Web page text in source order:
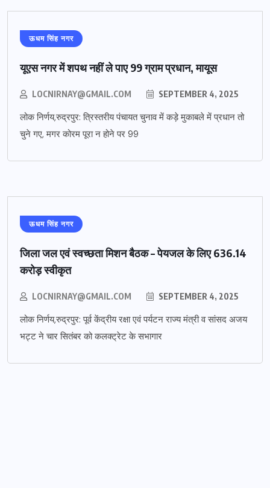
ऊधम सिंह नगर
यूएस नगर में शपथ नहीं ले पाए 99 ग्राम प्रधान, मायूस
LOCNIRNAY@GMAIL.COM SEPTEMBER 4, 2025
लोक निर्णय,रुद्रपुर: त्रिस्तरीय पंचायत चुनाव में कड़े मुकाबले में प्रधान तो
चुने गए, मगर कोरम पूरा न होने पर 99
ऊधम सिंह नगर
जिला जल एवं स्वच्छता मिशन बैठक – पेयजल के लिए 636.14
करोड़ स्वीकृत
LOCNIRNAY@GMAIL.COM SEPTEMBER 4, 2025
लोक निर्णय,रुद्रपुर: पूर्व केंद्रीय रक्षा एवं पर्यटन राज्य मंत्री व सांसद अजय
भट्ट ने चार सितंबर को कलक्ट्रेट के सभागार